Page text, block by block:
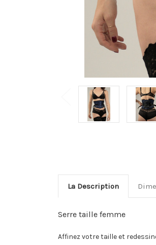
La Description
Serre taille femme
Affinez votre taille et